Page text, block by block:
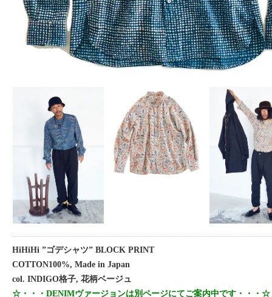
HiHiHi ”ゴデシャツ” BLOCK PRINT
COTTON100%, Made in Japan
col. INDIGO格子, 花柄ベージュ
☆・・・DENIMヴァージョンは別ページにてご案内中です・・・☆